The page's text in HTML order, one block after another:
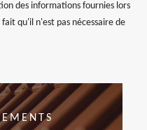
des informations fournies lors
qu'il n'est pas nécessaire de